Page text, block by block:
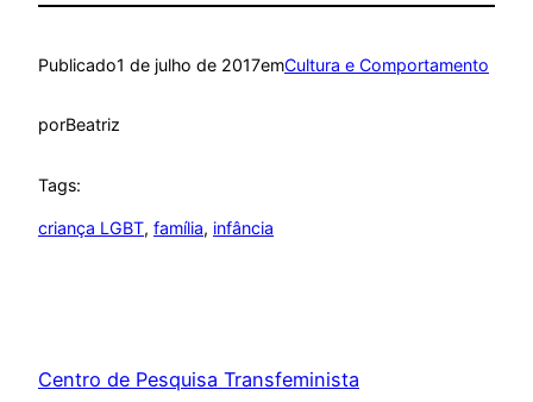
Publicado1 de julho de 2017emCultura e Comportamento
porBeatriz
Tags:
criança LGBT, família, infância
Centro de Pesquisa Transfeminista